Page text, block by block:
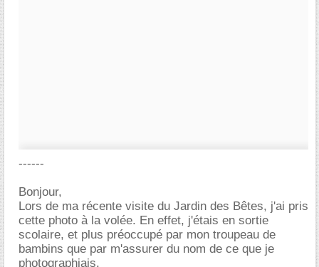
------
Bonjour,
Lors de ma récente visite du Jardin des Bêtes, j'ai pris
cette photo à la volée. En effet, j'étais en sortie
scolaire, et plus préoccupé par mon troupeau de
bambins que par m'assurer du nom de ce que je
photographiais.